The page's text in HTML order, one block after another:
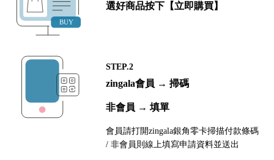
選好商品按下【立即購買】
STEP.2
zingala會員 → 掃碼
非會員 → 填單
會員請打開zingala銀角零卡掃描付款條碼
/ 非會員則線上填寫申請資料並送出